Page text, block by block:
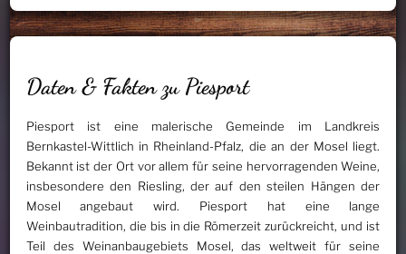
Daten & Fakten zu Piesport
Piesport ist eine malerische Gemeinde im Landkreis
Bernkastel-Wittlich in Rheinland-Pfalz, die an der Mosel liegt.
Bekannt ist der Ort vor allem für seine hervorragenden Weine,
insbesondere den Riesling, der auf den steilen Hängen der
Mosel angebaut wird. Piesport hat eine lange
Weinbautradition, die bis in die Römerzeit zurückreicht, und ist
Teil des Weinanbaugebiets Mosel, das weltweit für seine